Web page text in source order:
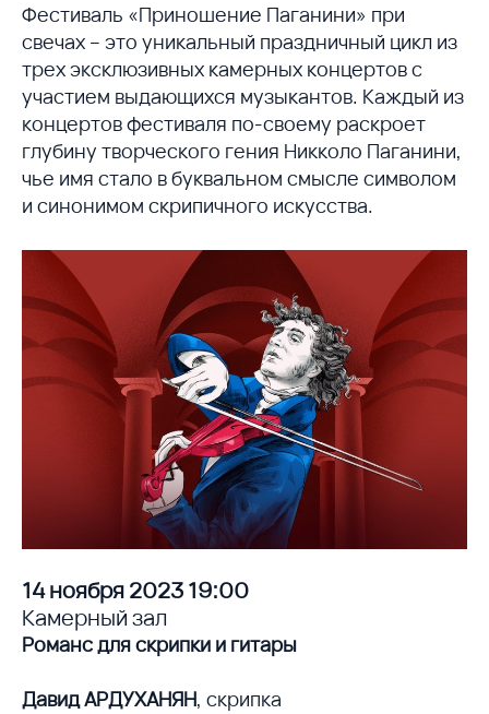
Фестиваль «Приношение Паганини» при
свечах – это уникальный праздничный цикл из
трех эксклюзивных камерных концертов с
участием выдающихся музыкантов. Каждый из
концертов фестиваля по-своему раскроет
глубину творческого гения Никколо Паганини,
чье имя стало в буквальном смысле символом
и синонимом скрипичного искусства.
14 ноября 2023 19:00
Камерный зал
Романс для скрипки и гитары
Давид АРДУХАНЯН, скрипка